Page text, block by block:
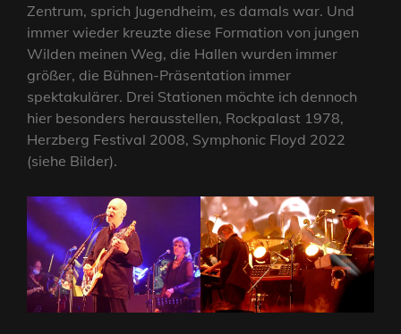
Zentrum, sprich Jugendheim, es damals war. Und
immer wieder kreuzte diese Formation von jungen
Wilden meinen Weg, die Hallen wurden immer
größer, die Bühnen-Präsentation immer
spektakulärer. Drei Stationen möchte ich dennoch
hier besonders herausstellen, Rockpalast 1978,
Herzberg Festival 2008, Symphonic Floyd 2022
(siehe Bilder).